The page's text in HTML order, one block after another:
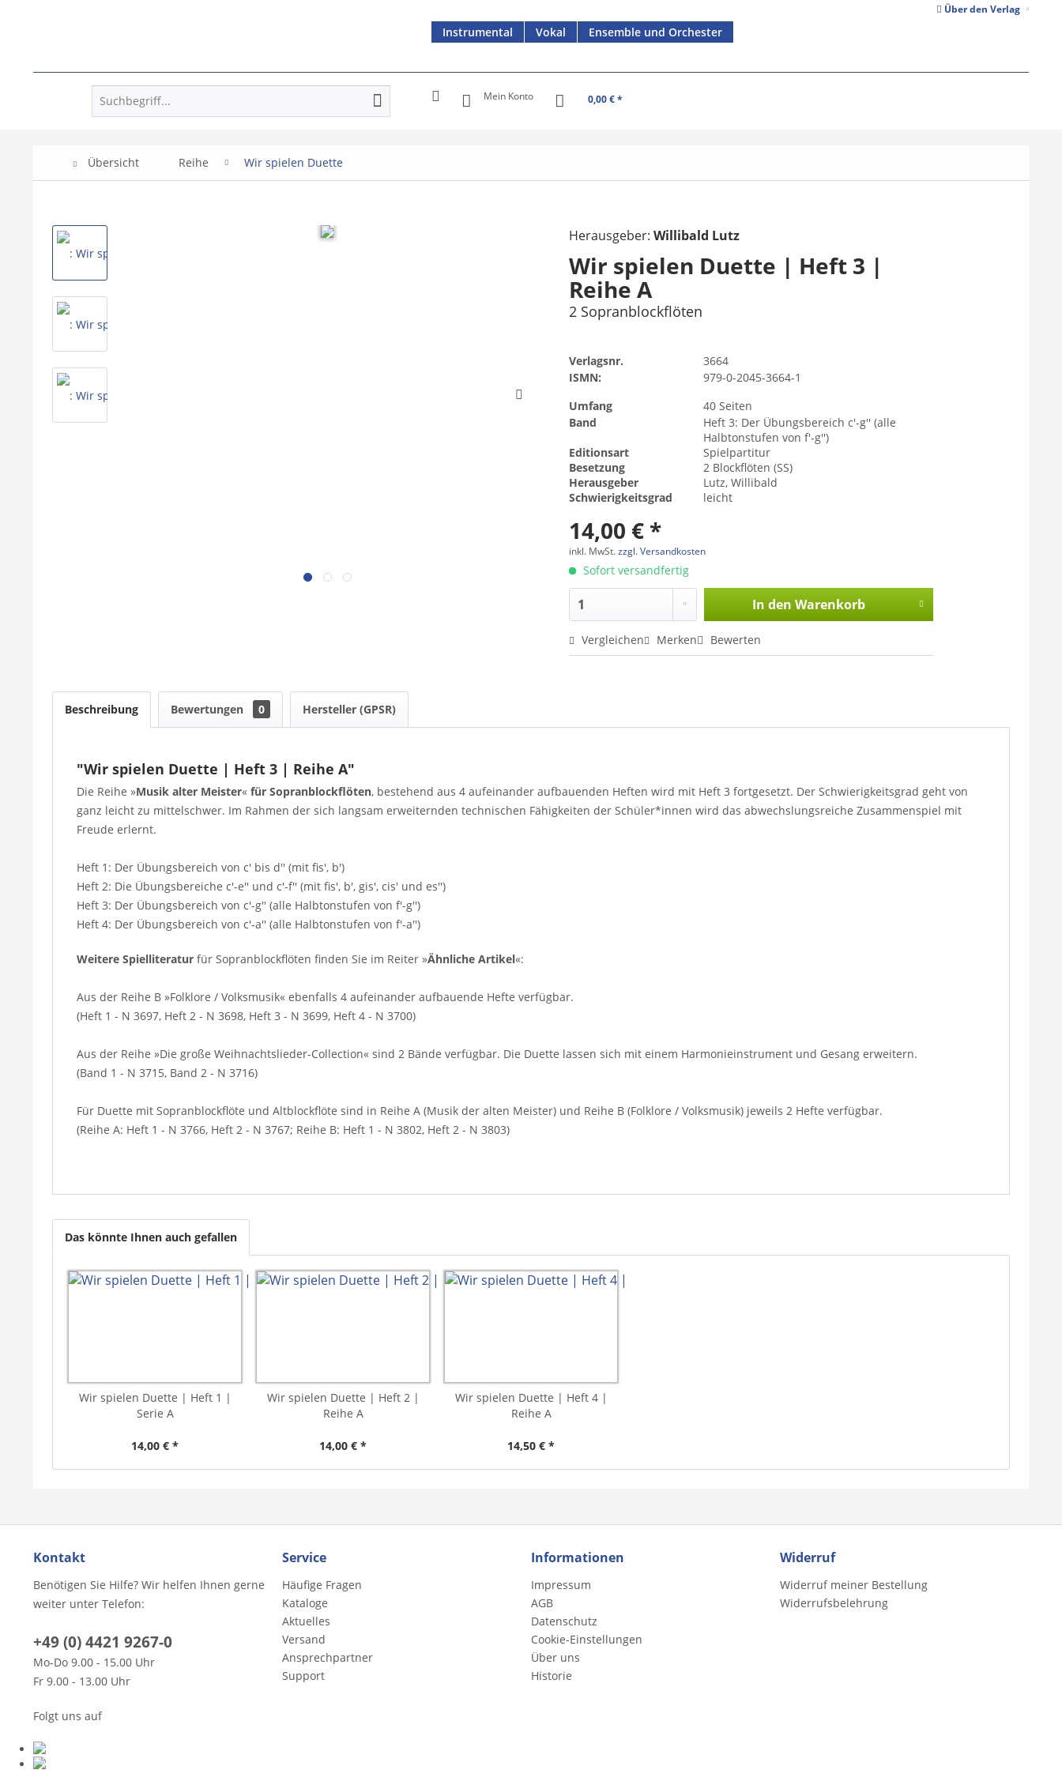
Über den Verlag
Instrumental Vokal Ensemble und Orchester
Mein Konto 0,00 € *
Übersicht Reihe Wir spielen Duette
Herausgeber:Willibald Lutz
Wir spielen Duette | Heft 3 |
Reihe A
2 Sopranblockflöten
Verlagsnr.
3664
ISMN:
979-0-2045-3664-1
Umfang
40 Seiten
Band
Heft 3: Der Übungsbereich c'-g'' (alle
Halbtonstufen von f'-g'')
Editionsart
Spielpartitur
Besetzung
2 Blockflöten (SS)
Herausgeber
Lutz, Willibald
Schwierigkeitsgrad
leicht
14,00 € *
inkl. MwSt.zzgl. Versandkosten
Sofort versandfertig
In den Warenkorb
Vergleichen Merken Bewerten
Beschreibung Bewertungen 0 Hersteller (GPSR)
"Wir spielen Duette | Heft 3 | Reihe A"
Die Reihe »Musik alter Meister« für Sopranblockflöten, bestehend aus 4 aufeinander aufbauenden Heften wird mit Heft 3 fortgesetzt. Der Schwierigkeitsgrad geht von
ganz leicht zu mittelschwer. Im Rahmen der sich langsam erweiternden technischen Fähigkeiten der Schüler*innen wird das abwechslungsreiche Zusammenspiel mit
Freude erlernt.
Heft 1: Der Übungsbereich von c' bis d'' (mit fis', b')
Heft 2: Die Übungsbereiche c'-e'' und c'-f'' (mit fis', b', gis', cis' und es'')
Heft 3: Der Übungsbereich von c'-g'' (alle Halbtonstufen von f'-g'')
Heft 4: Der Übungsbereich von c'-a'' (alle Halbtonstufen von f'-a'')
Weitere Spielliteratur für Sopranblockflöten finden Sie im Reiter »Ähnliche Artikel«:
Aus der Reihe B »Folklore / Volksmusik« ebenfalls 4 aufeinander aufbauende Hefte verfügbar.
(Heft 1 - N 3697, Heft 2 - N 3698, Heft 3 - N 3699, Heft 4 - N 3700)
Aus der Reihe »Die große Weihnachtslieder-Collection« sind 2 Bände verfügbar. Die Duette lassen sich mit einem Harmonieinstrument und Gesang erweitern.
(Band 1 - N 3715, Band 2 - N 3716)
Für Duette mit Sopranblockflöte und Altblockflöte sind in Reihe A (Musik der alten Meister) und Reihe B (Folklore / Volksmusik) jeweils 2 Hefte verfügbar.
(Reihe A: Heft 1 - N 3766, Heft 2 - N 3767; Reihe B: Heft 1 - N 3802, Heft 2 - N 3803)
Das könnte Ihnen auch gefallen
Wir spielen Duette | Heft 1 |
Serie A
14,00 € *
Wir spielen Duette | Heft 2 |
Reihe A
14,00 € *
Wir spielen Duette | Heft 4 |
Reihe A
14,50 € *
Kontakt
Benötigen Sie Hilfe? Wir helfen Ihnen gerne
weiter unter Telefon:
+49 (0) 4421 9267-0
Mo-Do 9.00 - 15.00 Uhr
Fr 9.00 - 13.00 Uhr
Folgt uns auf
Service
Häufige Fragen
Kataloge
Aktuelles
Versand
Ansprechpartner
Support
Informationen
Impressum
AGB
Datenschutz
Cookie-Einstellungen
Über uns
Historie
Widerruf
Widerruf meiner Bestellung
Widerrufsbelehrung